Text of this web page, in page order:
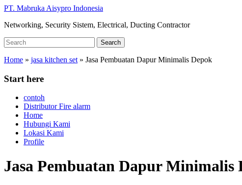
Skip
main
PT. Mabruka Aisypro Indonesia
Networking, Security Sistem, Electrical, Ducting Contractor
Search
for:
Search
Home » jasa kitchen set » Jasa Pembuatan Dapur Minimalis Depok
Start here
contoh
Distributor Fire alarm
Home
Hubungi Kami
Lokasi Kami
Profile
Jasa Pembuatan Dapur Minimalis